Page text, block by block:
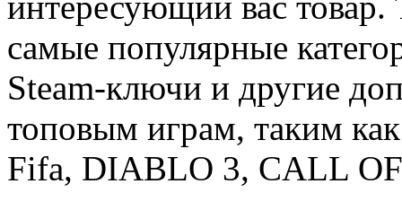
самые популярные
Steam-ключи и другие
топовым играм, таким
Fifa, DIABLO 3, CALL